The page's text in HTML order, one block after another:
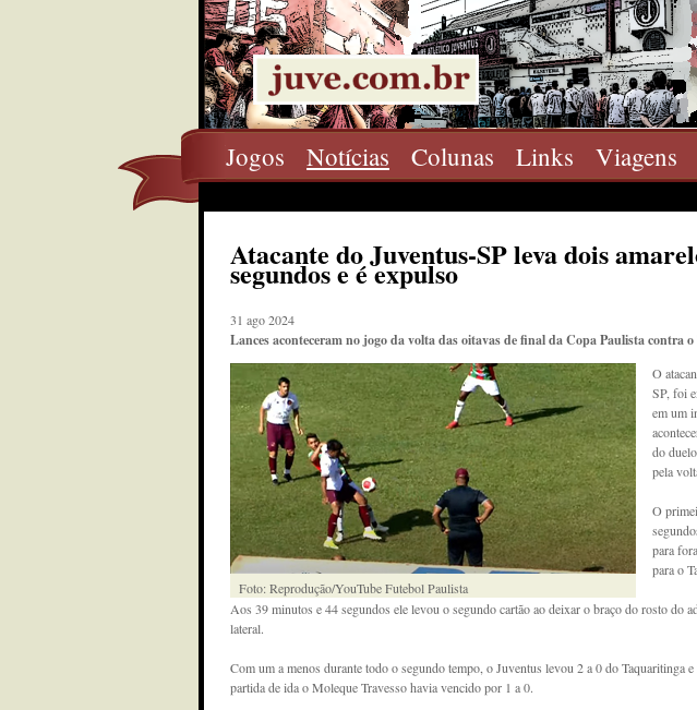
Jogos Notícias Colunas Links Viagens
Atacante do Juventus-SP leva dois
segundos e é expulso
31 ago 2024
Lances aconteceram no jogo da volta das oitavas de final da Copa Paulista contra
Foto: Reprodução/YouTube Futebol Paulista
O
SP, foi
em um
do
pela
O
para
para o
Aos 39 minutos e 44 segundos ele levou o segundo cartão ao deixar o braço do rosto do
lateral.
Com um a menos durante todo o segundo tempo, o Juventus levou 2 a 0 do Taquaritinga
partida de ida o Moleque Travesso havia vencido por 1 a 0.